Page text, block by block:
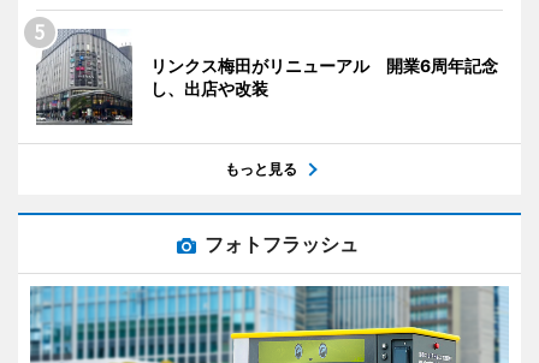
リンクス梅田がリニューアル 開業6周年記念
し、出店や改装
もっと見る
フォトフラッシュ